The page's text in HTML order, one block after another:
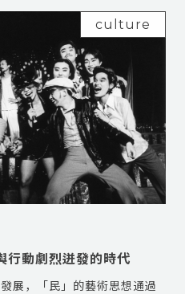
culture
行動劇烈迸發的時代
展，「民」的藝術思想通過